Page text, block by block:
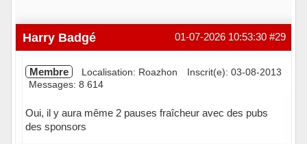
#29
01-07-2026 10:53:30
Harry Badgé
Membre Localisation: Roazhon
Inscrit(e): 03-08-2013
Messages: 8 614
Oui, il y aura même 2 pauses fraîcheur avec des pubs
des sponsors